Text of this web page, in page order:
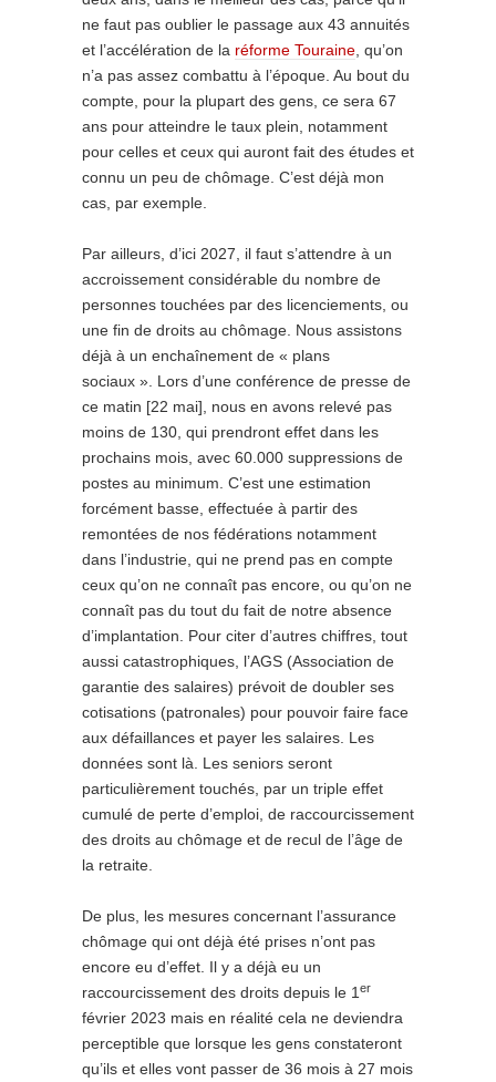
ne faut pas oublier le passage aux 43 annuités
et l’accélération de la réforme Touraine , qu’on
n’a pas assez combattu à l’époque. Au bout du
compte, pour la plupart des gens, ce sera 67
ans pour atteindre le taux plein, notamment
pour celles et ceux qui auront fait des études et
connu un peu de chômage. C’est déjà mon
cas, par exemple.
Par ailleurs, d’ici 2027, il faut s’attendre à un
accroissement considérable du nombre de
personnes touchées par des licenciements, ou
une fin de droits au chômage. Nous assistons
déjà à un enchaînement de « plans
sociaux ». Lors d’une conférence de presse de
ce matin [22 mai], nous en avons relevé pas
moins de 130, qui prendront effet dans les
prochains mois, avec 60.000 suppressions de
postes au minimum. C’est une estimation
forcément basse, effectuée à partir des
remontées de nos fédérations notamment
dans l’industrie, qui ne prend pas en compte
ceux qu’on ne connaît pas encore, ou qu’on ne
connaît pas du tout du fait de notre absence
d’implantation. Pour citer d’autres chiffres, tout
aussi catastrophiques, l’AGS (Association de
garantie des salaires) prévoit de doubler ses
cotisations (patronales) pour pouvoir faire face
aux défaillances et payer les salaires. Les
données sont là. Les seniors seront
particulièrement touchés, par un triple effet
cumulé de perte d’emploi, de raccourcissement
des droits au chômage et de recul de l’âge de
la retraite.
De plus, les mesures concernant l’assurance
chômage qui ont déjà été prises n’ont pas
encore eu d’effet. Il y a déjà eu un
raccourcissement des droits depuis le 1 er
février 2023 mais en réalité cela ne deviendra
perceptible que lorsque les gens constateront
qu’ils et elles vont passer de 36 mois à 27 mois